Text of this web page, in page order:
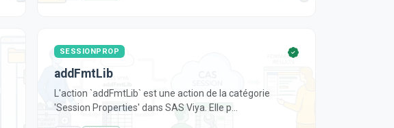
SESSIONPROP
addFmtLib
L'action `addFmtLib` est une action de la catégorie
'Session Properties' dans SAS Viya. Elle p...